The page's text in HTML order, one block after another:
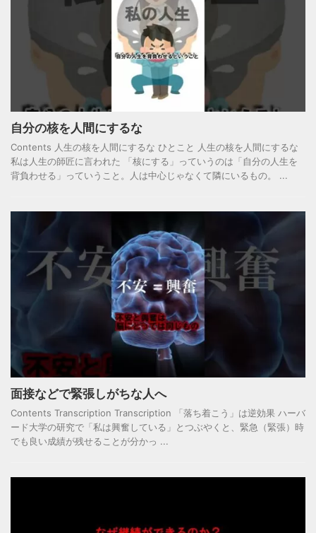
自分の核を人間にするな
Contents 人生の核を人間にするな ひとこと 人生の核を人間にするな
私は人生の師匠に言われた 「核にする」っていうのは「自分の人生を
背負わせる」っていうこと。人は中心じゃなくて隣にいるもの。 ...
面接などで緊張しがちな人へ
Contents Transcription Transcription 「落ち着こう」は逆効果 ハーバ
ード大学の研究で「私は興奮している」とつぶやくと、緊急（緊張）時
でも良い成績が残せることが分かっ ...